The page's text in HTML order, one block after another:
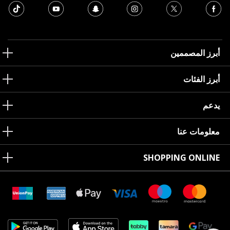
أبرز المصممين
أبرز الفئات
يدعم
معلومات عنا
SHOPPING ONLINE